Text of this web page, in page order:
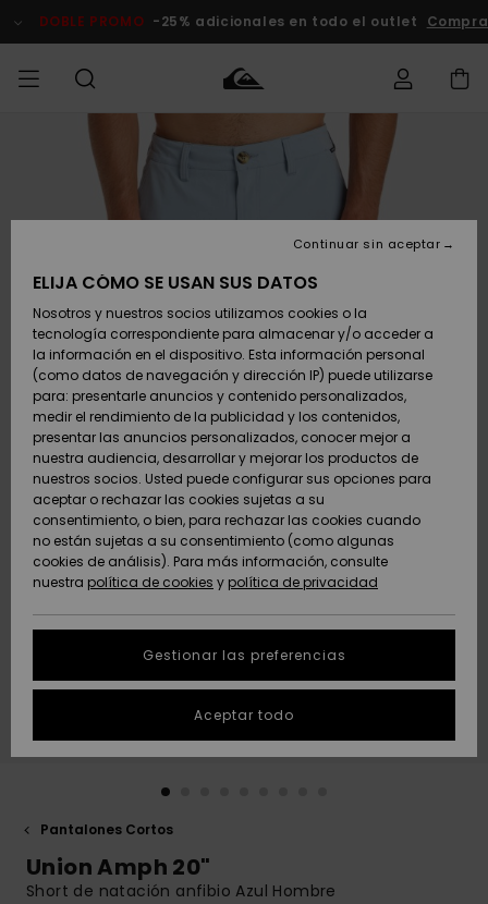
del
DOBLE PROMO -25% adicionales en todo el outlet Comprar
HOMBRE Ropa
Zapatos y
chanclas
Surf
Snow
Novedades
Destacados
Ropa
Zapatos y
chanclas
Surf
Snow
Novedades
Destacados
Shop
Destacados
Snow
SURF
Surf Shop
Hombre
Highlights
Comunidad
SNOW
Tienda
Hombre
Snow Niños
Tienda
Snow Mujer
Destacados
Comunidad
DOBLE
PROMO
Outlet
Hombre
Outlet
Mujer
AYUDA &
CONTACTO
Accede a tu
Envio
Devoluciones
Pago
Tarjeta de
regalo
Quiksilver
Freedom
Protección de
datos
personales
Inicia una
conversación
conversación
SOSTENIBILIDAD
Pantalones Cortos
Union Amph 20"
Short de natación anfibio Azul Hombre
ELIJA CÓMO SE USAN SUS DATOS
Nosotros y nuestros socios utilizamos cookies o la
tecnología correspondiente para almacenar y/o acceder a
la información en el dispositivo. Esta información personal
(como datos de navegación y dirección IP) puede utilizarse
para: presentarle anuncios y contenido personalizados,
medir el rendimiento de la publicidad y los contenidos,
presentar las anuncios personalizados, conocer mejor a
nuestra audiencia, desarrollar y mejorar los productos de
nuestros socios. Usted puede configurar sus opciones para
aceptar o rechazar las cookies sujetas a su
consentimiento, o bien, para rechazar las cookies cuando
no están sujetas a su consentimiento (como algunas
cookies de análisis). Para más información, consulte
nuestra política de cookies y política de privacidad
Gestionar las preferencias
Continuar sin aceptar
Aceptar todo